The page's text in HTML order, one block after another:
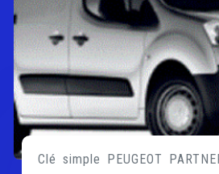
Clé simple PEUGEOT